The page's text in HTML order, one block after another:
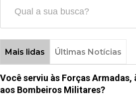
Mais lidas Últimas Notícias
Você serviu às Forças
aos Bombeiros Militares?